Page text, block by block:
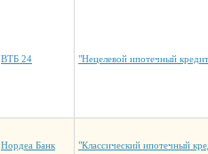
ВТБ 24 "Нецелевой ипотечный
Нордеа Банк "Классический ипотечный